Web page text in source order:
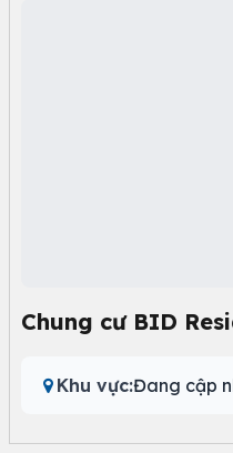
Chung cư BID
Khu vực:Đang cập